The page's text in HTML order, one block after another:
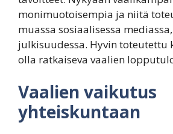
monimuotoisempia ja niitä
muassa sosiaalisessa
julkisuudessa. Hyvin toteutettu
olla ratkaiseva vaalien
Vaalien vaikutus
yhteiskuntaan